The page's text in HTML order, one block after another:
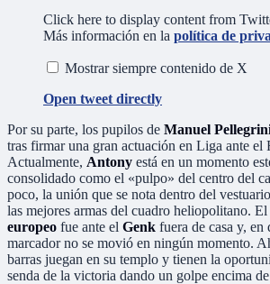
Click here to display content from
Más información en la política de
Mostrar siempre contenido de X
Open tweet directly
Por su parte, los pupilos de Manuel
tras firmar una gran actuación en Liga ante
Actualmente, Antony está en un momento
consolidado como el «pulpo» del centro del
poco, la unión que se nota dentro del
las mejores armas del cuadro heliopolitano. El
europeo fue ante el Genk fuera de casa y,
marcador no se movió en ningún momento.
barras juegan en su templo y tienen la
senda de la victoria dando un golpe encima